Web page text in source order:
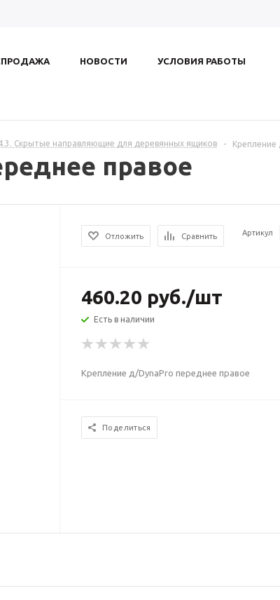
НОВОСТИ УСЛОВИЯ РАБОТЫ
Скрытые направляющие для деревянных ящиков - Крепление
правое
Отложить Сравнить Артикул
460.20 руб./шт
Есть в наличии
Крепление д/DynaPro переднее правое
Поделиться